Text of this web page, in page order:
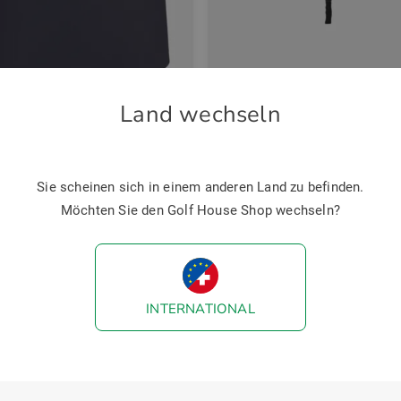
Titleist
49,95 €
in: 68 Inch
Neuheiten
Land wechseln
Sie scheinen sich in einem anderen Land zu befinden.
Möchten Sie den Golf House Shop wechseln?
INTERNATIONAL